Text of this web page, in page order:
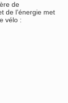
de
de l’énergie met
vélo :